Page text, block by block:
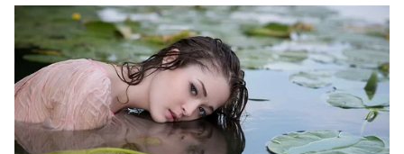
ग्लैडियोलस प्रीमियम फूलों की लिस्ट में शामिल है।
सजावट और बुके में इस फूल का इस्तेमाल खूब किया
जाता है। बड़े शहरों और इवेंट इंडस्ट्री में इस फूल की खूब
डिमांड रहती है। किसान इन फूलों के डिफरेंट कलर को
उगाकर भी कमाई कर सकते हैं।त्योहार और शादी के